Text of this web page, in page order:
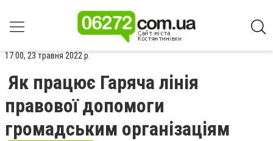
17:00, 23 травня 2022 р.
Як працює Гаряча лінія
правової допомоги
громадським організаціям